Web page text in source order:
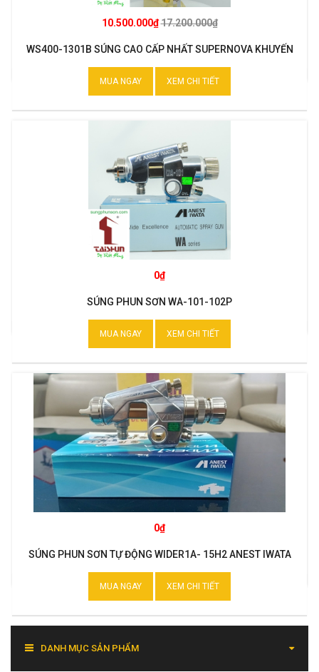
10.500.000₫17.200.000₫
WS400-1301B SÚNG CAO CẤP NHẤT SUPERNOVA KHUYẾN
MUA NGAY XEM CHI TIẾT
0₫
SÚNG PHUN SƠN WA-101-102P
MUA NGAY XEM CHI TIẾT
0₫
SÚNG PHUN SƠN TỰ ĐỘNG WIDER1A- 15H2 ANEST IWATA
MUA NGAY XEM CHI TIẾT
DANH MỤC SẢN PHẨM